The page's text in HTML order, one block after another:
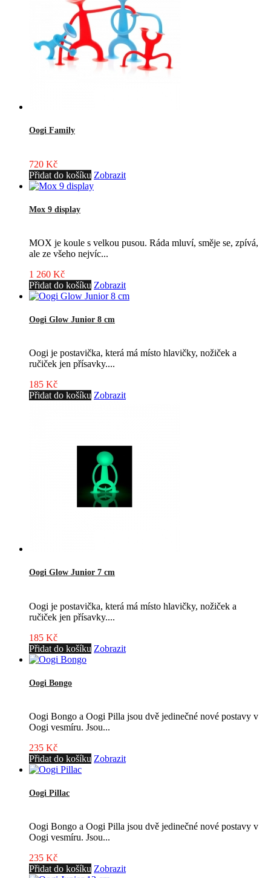
Oogi Family
720 Kč
Přidat do košíku Zobrazit
Mox 9 display
MOX je koule s velkou pusou. Ráda mluví, směje se, zpívá,
ale ze všeho nejvíc...
1 260 Kč
Přidat do košíku Zobrazit
Oogi Glow Junior 8 cm
Oogi je postavička, která má místo hlavičky, nožiček a
ručiček jen přísavky....
185 Kč
Přidat do košíku Zobrazit
Oogi Glow Junior 7 cm
Oogi je postavička, která má místo hlavičky, nožiček a
ručiček jen přísavky....
185 Kč
Přidat do košíku Zobrazit
Oogi Bongo
Oogi Bongo a Oogi Pilla jsou dvě jedinečné nové postavy v
Oogi vesmíru. Jsou...
235 Kč
Přidat do košíku Zobrazit
Oogi Pillac
Oogi Bongo a Oogi Pilla jsou dvě jedinečné nové postavy v
Oogi vesmíru. Jsou...
235 Kč
Přidat do košíku Zobrazit